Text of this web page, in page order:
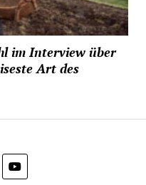
im Interview über
Art des